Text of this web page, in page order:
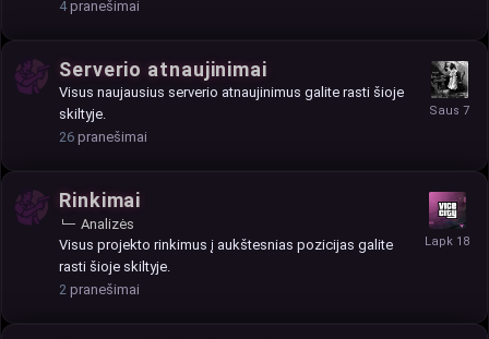
4 pranešimai
Serverio atnaujinimai
Visus naujausius serverio atnaujinimus galite rasti šioje
skiltyje.
26 pranešimai
Rinkimai
Analizės
Visus projekto rinkimus į aukštesnias pozicijas galite
rasti šioje skiltyje.
2 pranešimai